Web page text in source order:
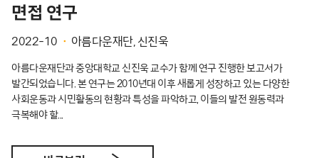
면접 연구
2022-10 아름다운재단, 신진욱
아름다운재단과 중앙대학교 신진욱 교수가 함께 연구 진행한 보고서가
발간되었습니다. 본 연구는 2010년대 이후 새롭게 성장하고 있는 다양한
사회운동과 시민활동의 현황과 특성을 파악하고, 이들의 발전 원동력과
극복해야 할...